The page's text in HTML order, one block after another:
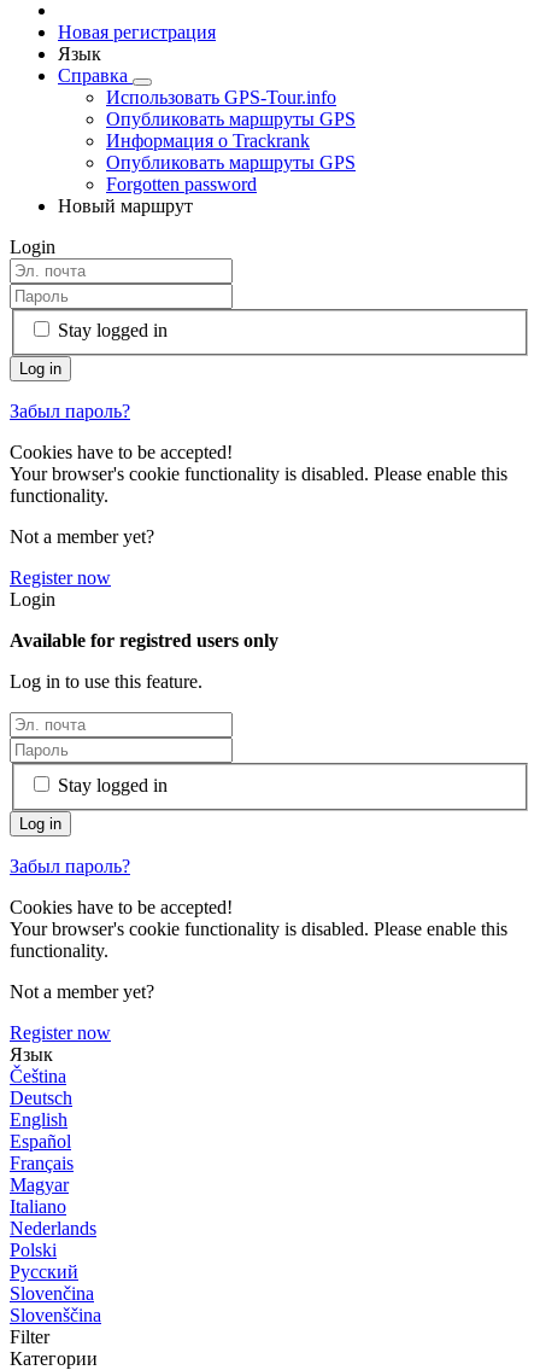
Новая регистрация
Язык
Справка
Использовать GPS-Tour.info
Опубликовать маршруты GPS
Информация о Trackrank
Опубликовать маршруты GPS
Forgotten password
Новый маршрут
Login
Stay logged in
Забыл пароль?
Cookies have to be accepted!
Your browser's cookie functionality is disabled. Please enable this
functionality.
Not a member yet?
Register now
Login
Available for registred users only
Log in to use this feature.
Stay logged in
Забыл пароль?
Cookies have to be accepted!
Your browser's cookie functionality is disabled. Please enable this
functionality.
Not a member yet?
Register now
Язык
Čeština
Deutsch
English
Español
Français
Magyar
Italiano
Nederlands
Polski
Русский
Slovenčina
Slovenščina
Filter
Категории